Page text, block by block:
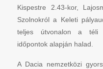
Kispestre 2.43-kor,
Szolnokról a Keleti
teljes útvonalon a téli
időpontok alapján halad.
A Dacia nemzetközi